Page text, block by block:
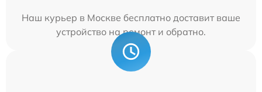
Наш курьер в Москве бесплатно доставит ваше
устройство на ремонт и обратно.